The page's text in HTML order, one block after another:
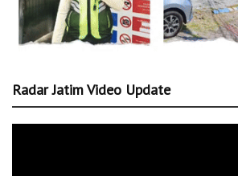
Radar Jatim Video Update